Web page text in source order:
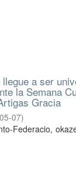
a ser
la Semana
Gracia
07)
Federacio,